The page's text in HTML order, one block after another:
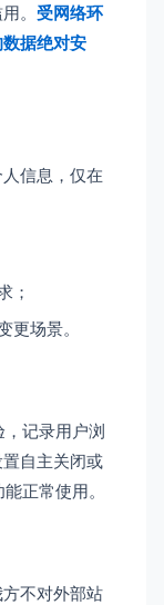
。 受网络环
据绝对安
信息，仅在
；
场景。
记录用户浏
自主关闭或
正常使用。
不对外部站